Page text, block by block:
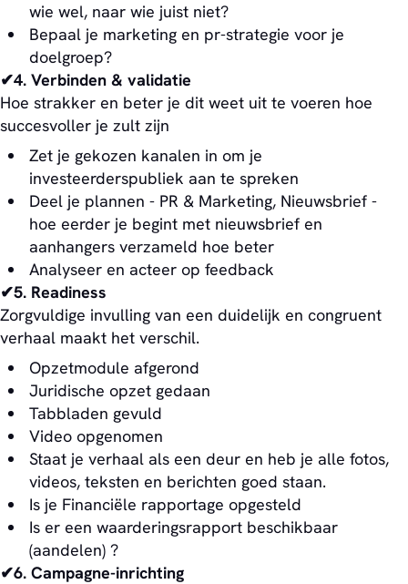
wie wel, naar wie juist niet?
Bepaal je marketing en pr-strategie voor je
doelgroep?
✔4. Verbinden & validatie
Hoe strakker en beter je dit weet uit te voeren hoe
succesvoller je zult zijn
Zet je gekozen kanalen in om je
investeerderspubliek aan te spreken
Deel je plannen - PR & Marketing, Nieuwsbrief -
hoe eerder je begint met nieuwsbrief en
aanhangers verzameld hoe beter
Analyseer en acteer op feedback
✔5. Readiness
Zorgvuldige invulling van een duidelijk en congruent
verhaal maakt het verschil.
Opzetmodule afgerond
Juridische opzet gedaan
Tabbladen gevuld
Video opgenomen
Staat je verhaal als een deur en heb je alle fotos,
videos, teksten en berichten goed staan.
Is je Financiële rapportage opgesteld
Is er een waarderingsrapport beschikbaar
(aandelen) ?
✔6. Campagne-inrichting